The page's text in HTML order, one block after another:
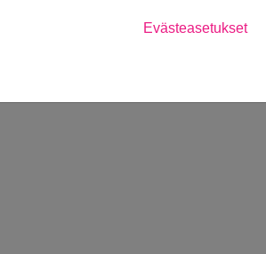
Evästeasetukset